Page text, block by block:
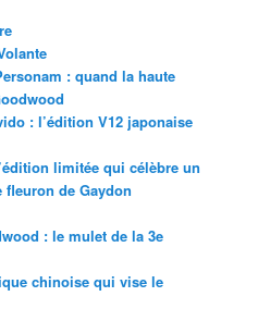
: quand la haute
: l’édition V12 japonaise
limitée qui célèbre un
de Gaydon
: le mulet de la 3e
chinoise qui vise le